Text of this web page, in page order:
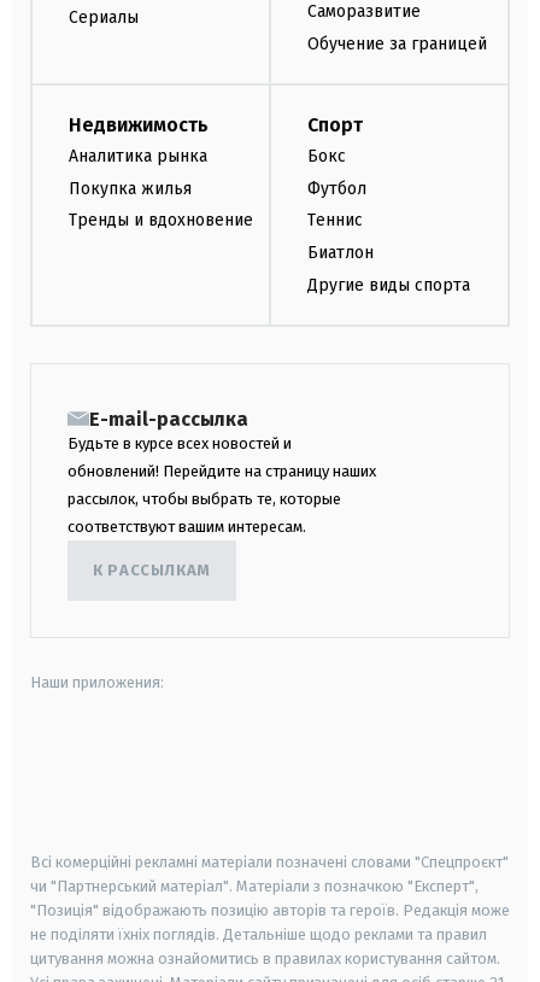
Сериалы
Саморазвитие
Обучение за границей
Недвижимость
Аналитика рынка
Покупка жилья
Тренды и вдохновение
Спорт
Бокс
Футбол
Теннис
Биатлон
Другие виды спорта
E-mail-рассылка
Будьте в курсе всех новостей и
обновлений! Перейдите на страницу наших
рассылок, чтобы выбрать те, которые
соответствуют вашим интересам.
К РАССЫЛКАМ
Наши приложения:
Всі комерційні рекламні матеріали позначені словами "Спецпроєкт"
чи "Партнерський матеріал". Матеріали з позначкою "Експерт",
"Позиція" відображають позицію авторів та героїв. Редакція може
не поділяти їхніх поглядів. Детальніше щодо реклами та правил
цитування можна ознайомитись в правилах користування сайтом.